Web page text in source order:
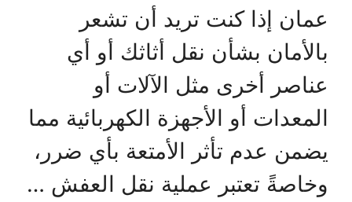
عمان إذا كنت تريد أن تشعر
بالأمان بشأن نقل أثاثك أو أي
عناصر أخرى مثل الآلات أو
المعدات أو الأجهزة الكهربائية مما
يضمن عدم تأثر الأمتعة بأي ضرر،
وخاصةً تعتبر عملية نقل العفش …